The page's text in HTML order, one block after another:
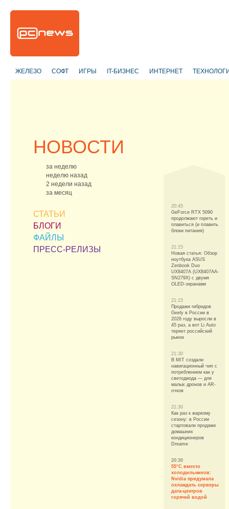
ЖЕЛЕЗО СОФТ ИГРЫ IT-БИЗНЕС ИНТЕРНЕТ
НОВОСТИ
за неделю
неделю назад
2 недели назад
за месяц
СТАТЬИ
БЛОГИ
ФАЙЛЫ
ПРЕСС-РЕЛИЗЫ
20:45
GeForce RTX 5090
продолжают гореть и
плавиться (и плавить
блоки питания)
21:15
Новая статья: Обзор
ноутбука ASUS
Zenbook Duo
UX8407A (UX8407AA-
SN279X) с двумя
OLED-экранами
21:15
Продажи гибридов
Geely в России в
2026 году выросли в
45 раз, а вот Li Auto
теряет российский
рынок
21:30
В MIT создали
навигационный чип с
потреблением как у
светодиода — для
малых дронов и AR-
очков
21:30
Как раз к жаркому
сезону: в России
стартовали продажи
домашних
кондиционеров
Dreame
20:30
55°C вместо
холодильников:
Nvidia придумала
охлаждать серверы
дата-центров
горячей водой